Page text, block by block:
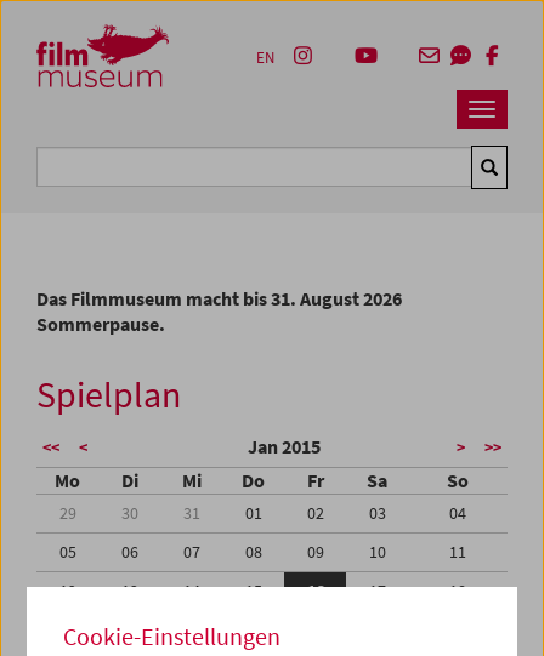
Zum Inhalt
Zum Hauptmenü
Zur Servicenavigation
Zum Suche
Navbar
EN
Das Filmmuseum macht bis 31. August 2026
Sommerpause.
Spielplan
<< < Jan 2015 > >>
Mo Di Mi Do Fr Sa So
29 30 31 01 02 03
04
05
06 07 08 09 10
11
12
13 14 15 16 17
18
19
20 21 22
Cookie-Einstellungen